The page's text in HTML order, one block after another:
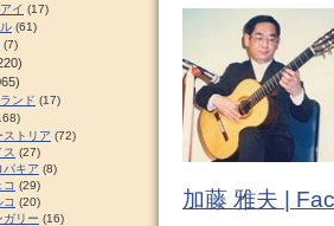
加藤 雅夫 |
イ (17)
(61)
(7)
ンド (17)
ストリア (72)
ス (27)
パキア (8)
コ (29)
コ (20)
ガリー (16)